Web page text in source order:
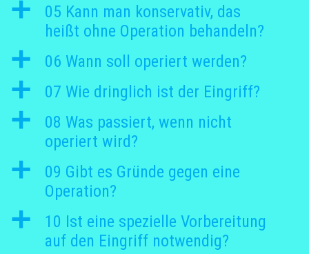
a
05 Kann man konservativ, das
heißt ohne Operation behandeln?
a
06 Wann soll operiert werden?
a
07 Wie dringlich ist der Eingriff?
a
08 Was passiert, wenn nicht
operiert wird?
a
09 Gibt es Gründe gegen eine
Operation?
a
10 Ist eine spezielle Vorbereitung
auf den Eingriff notwendig?